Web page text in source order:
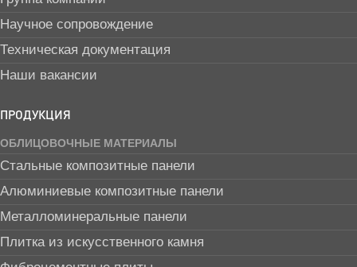
Научное сопровождение
Техническая документация
Наши вакансии
ПРОДУКЦИЯ
ОБЛИЦОВОЧНЫЕ МАТЕРИАЛЫ
Стальные композитные панели
Алюминиевые композитные панели
Металломинеральные панели
Плитка из искусственного камня